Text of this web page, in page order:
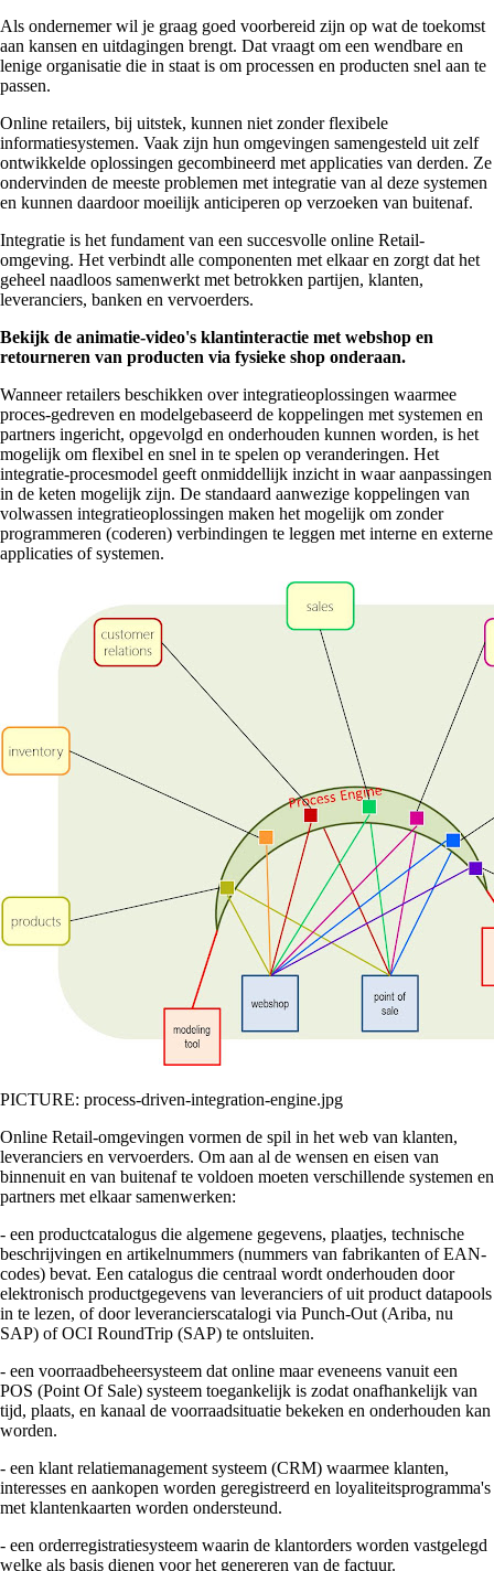
Als ondernemer wil je graag goed voorbereid zijn op wat de toekomst
aan kansen en uitdagingen brengt. Dat vraagt om een wendbare en
lenige organisatie die in staat is om processen en producten snel aan te
passen.
Online retailers, bij uitstek, kunnen niet zonder flexibele
informatiesystemen. Vaak zijn hun omgevingen samengesteld uit zelf
ontwikkelde oplossingen gecombineerd met applicaties van derden. Ze
ondervinden de meeste problemen met integratie van al deze systemen
en kunnen daardoor moeilijk anticiperen op verzoeken van buitenaf.
Integratie is het fundament van een succesvolle online Retail-
omgeving. Het verbindt alle componenten met elkaar en zorgt dat het
geheel naadloos samenwerkt met betrokken partijen, klanten,
leveranciers, banken en vervoerders.
Bekijk de animatie-video's klantinteractie met webshop en
retourneren van producten via fysieke shop onderaan.
Wanneer retailers beschikken over integratieoplossingen waarmee
proces-gedreven en modelgebaseerd de koppelingen met systemen en
partners ingericht, opgevolgd en onderhouden kunnen worden, is het
mogelijk om flexibel en snel in te spelen op veranderingen. Het
integratie-procesmodel geeft onmiddellijk inzicht in waar aanpassingen
in de keten mogelijk zijn. De standaard aanwezige koppelingen van
volwassen integratieoplossingen maken het mogelijk om zonder
programmeren (coderen) verbindingen te leggen met interne en externe
applicaties of systemen.
PICTURE: process-driven-integration-engine.jpg
Online Retail-omgevingen vormen de spil in het web van klanten,
leveranciers en vervoerders. Om aan al de wensen en eisen van
binnenuit en van buitenaf te voldoen moeten verschillende systemen en
partners met elkaar samenwerken:
- een productcatalogus die algemene gegevens, plaatjes, technische
beschrijvingen en artikelnummers (nummers van fabrikanten of EAN-
codes) bevat. Een catalogus die centraal wordt onderhouden door
elektronisch productgegevens van leveranciers of uit product datapools
in te lezen, of door leverancierscatalogi via Punch-Out (Ariba, nu
SAP) of OCI RoundTrip (SAP) te ontsluiten.
- een voorraadbeheersysteem dat online maar eveneens vanuit een
POS (Point Of Sale) systeem toegankelijk is zodat onafhankelijk van
tijd, plaats, en kanaal de voorraadsituatie bekeken en onderhouden kan
worden.
- een klant relatiemanagement systeem (CRM) waarmee klanten,
interesses en aankopen worden geregistreerd en loyaliteitsprogramma's
met klantenkaarten worden ondersteund.
- een orderregistratiesysteem waarin de klantorders worden vastgelegd
welke als basis dienen voor het genereren van de factuur.